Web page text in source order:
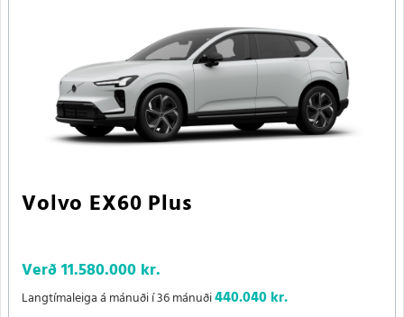
Volvo EX60 Plus
Verð11.580.000 kr.
Langtímaleiga á mánuði í 36 mánuði440.040 kr.